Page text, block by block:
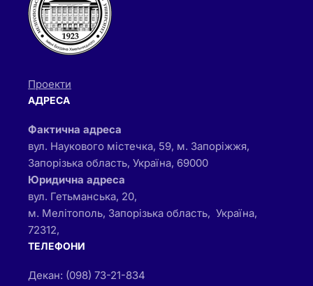
Проекти
АДРЕСА
Фактична адреса
вул. Наукового містечка, 59, м. Запоріжжя,
Запорізька область, Україна, 69000
Юридична адреса
вул. Гетьманська, 20,
м. Мелітополь, Запорізька область, Україна,
72312,
ТЕЛЕФОНИ
Декан: (098) 73-21-834